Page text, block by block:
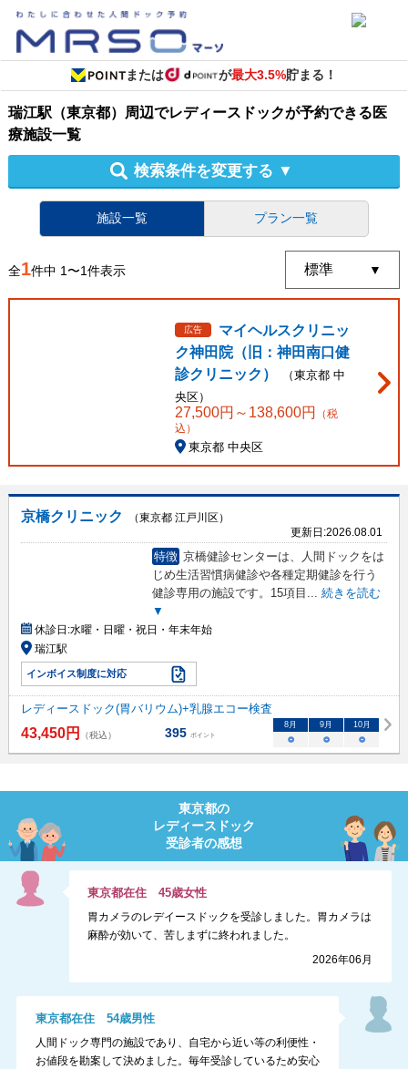
または が最大3.5%貯まる！
瑞江駅（東京都）周辺でレディースドックが予約できる医
療施設一覧
検索条件を変更する ▼
施設一覧 プラン一覧
全1件中 1〜1件表示
広告
マイヘルスクリニッ
ク神田院（旧：神田南口健
診クリニック）
（東京都 中
央区）
27,500円～ 138,600円
（税
込）
東京都 中央区
京橋クリニック
（東京都 江戸川区）
更新日:2026.08.01
特徴 京橋健診センターは、人間ドックをは
じめ生活習慣病健診や各種定期健診を行う
健診専用の施設です。15項目 ... 続きを読む
▼
休診日:水曜・日曜・祝日・年末年始
瑞江駅
インボイス制度に対応
レディースドック(胃バリウム)+乳腺エコー検査
43,450円 （税込） 395 ポイント
8月 9月 10月
○ ○ ○
東京都の
レディースドック
受診者の感想
東京都在住45歳女性
胃カメラのレデイースドックを受診しました。胃カメラは
麻酔が効いて、苦しまずに終われました。
2026年06月
東京都在住 54歳男性
人間ドック専門の施設であり、自宅から近い等の利便性・
お値段を勘案して決めました。毎年受診しているため安心